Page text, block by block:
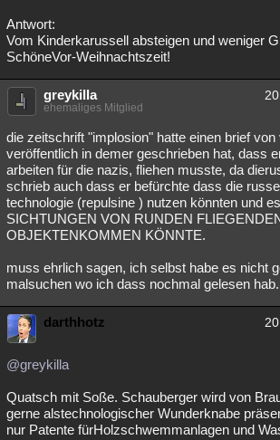
Antwort:
Vom Kinderkarussell absteigen und weniger
SchöneVor-Weihnachtszeit!
greykilla
ehemaliges Mitglied
die zeitschrift "implosion" hatte einen brief
veröffentlich in demer geschrieben hat, dass
arbeiten für die nazis, fliehen musste, da
schrieb auch dass er befürchte dass die
technologie (repulsine ) nutzen könnten und
SICHTUNGEN VON RUNDEN
OBJEKTENKOMMEN KÖNNTE.
muss ehrlich sagen, ich selbst habe es nicht
malsuchen wo ich dass nochmal gelesen hab.
darthhotz
@greykilla
Quatsch mit Soße. Schauberger wird von
gerne alstechnologischer Wunderknabe
nur Patente fürHolzschwemmanlagen und